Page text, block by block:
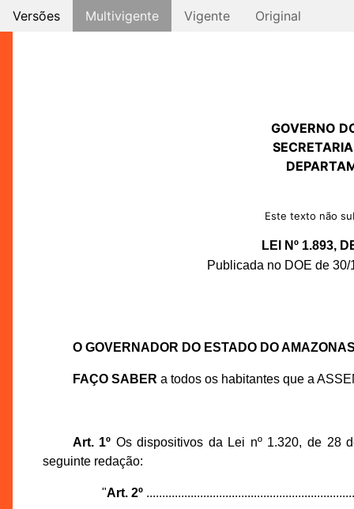
Versões Multivigente Vigente Original
GOVERNO
Este texto não
LEI Nº 1.893,
Publicada no DOE de
O GOVERNADOR DO ESTADO DO
FAÇO SABER a todos os habitantes que a
Art. 1º Os dispositivos da Lei nº 1.320, de 28
seguinte redação:
"Art. 2º